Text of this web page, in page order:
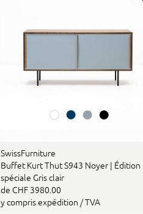
SwissFurniture
Buffet Kurt Thut S943 Noyer | Édition
spéciale Gris clair
de CHF 3980.00
y compris expédition / TVA